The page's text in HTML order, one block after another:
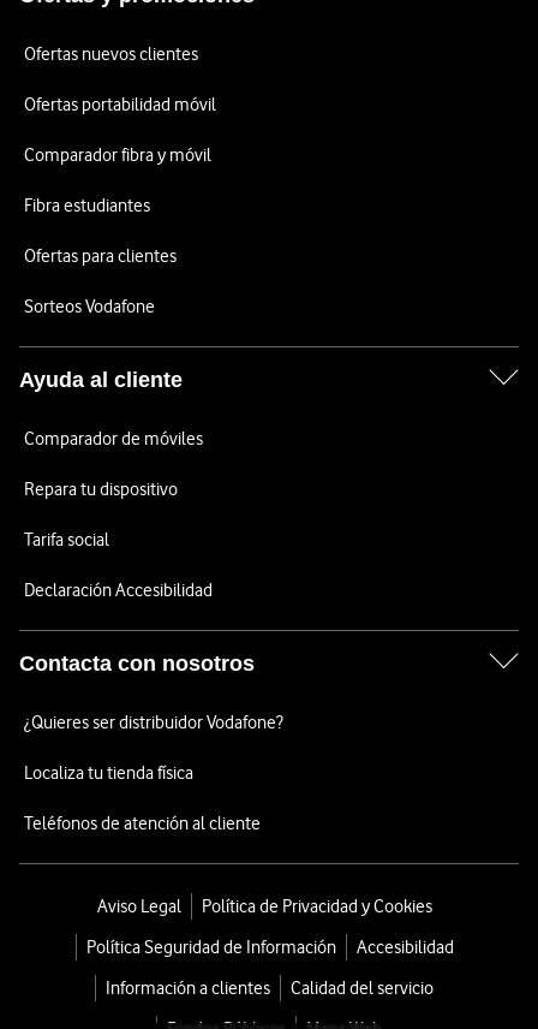
Ofertas nuevos clientes
Ofertas portabilidad móvil
Comparador fibra y móvil
Fibra estudiantes
Ofertas para clientes
Sorteos Vodafone
Ayuda al cliente
Comparador de móviles
Repara tu dispositivo
Tarifa social
Declaración Accesibilidad
Contacta con nosotros
¿Quieres ser distribuidor Vodafone?
Localiza tu tienda física
Teléfonos de atención al cliente
Aviso Legal
Política de Privacidad y Cookies
Política Seguridad de Información
Accesibilidad
Información a clientes
Calidad del servicio